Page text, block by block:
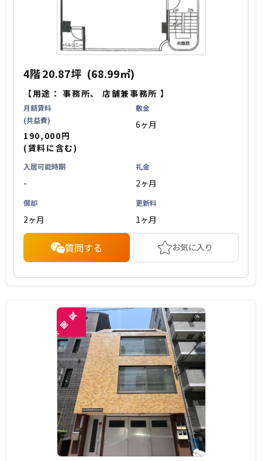
4階20.87坪 (68.99㎡)
【用途：事務所、 店舗兼事務所 】
月額賃料
(共益費)
190,000円
(賃料に含む)
敷金
6ヶ月
入居可能時期
-
礼金
2ヶ月
償却
2ヶ月
更新料
1ヶ月
質問する お気に入り
未
閲
覧